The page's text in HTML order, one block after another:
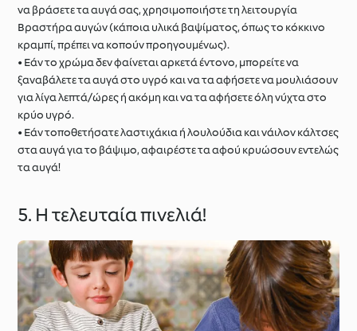
να βράσετε τα αυγά σας, χρησιμοποιήστε τη λειτουργία
Βραστήρα αυγών (κάποια υλικά βαψίματος, όπως το κόκκινο
κραμπί, πρέπει να κοπούν προηγουμένως).
• Εάν το χρώμα δεν φαίνεται αρκετά έντονο, μπορείτε να
ξαναβάλετε τα αυγά στο υγρό και να τα αφήσετε να μουλιάσουν
για λίγα λεπτά/ώρες ή ακόμη και να τα αφήσετε όλη νύχτα στο
κρύο υγρό.
• Εάν τοποθετήσατε λαστιχάκια ή λουλούδια και νάιλον κάλτσες
στα αυγά για το βάψιμο, αφαιρέστε τα αφού κρυώσουν εντελώς
τα αυγά!
5. Η τελευταία πινελιά!